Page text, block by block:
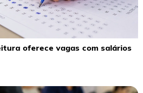
oferece vagas com salários